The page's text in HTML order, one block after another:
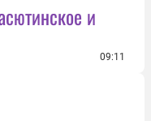
и
09:11